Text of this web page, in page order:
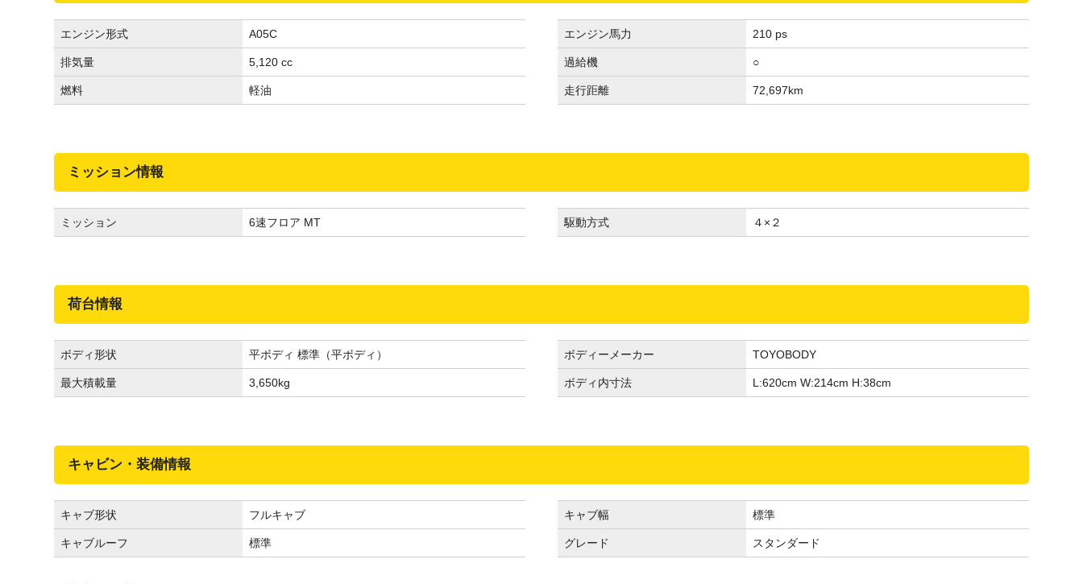
エンジン形式 A05C エンジン馬力 210 ps
排気量 5,120 cc 過給機 ○
燃料 軽油 走行距離 72,697km
ミッション情報
ミッション 6速フロア MT 駆動方式 ４×２
荷台情報
ボディ形状 平ボディ 標準（平ボディ） ボディーメーカー TOYOBODY
最大積載量 3,650kg ボディ内寸法 L:620cm W:214cm H:38cm
キャビン・装備情報
キャブ形状 フルキャブ キャブ幅 標準
キャブルーフ 標準 グレード スタンダード